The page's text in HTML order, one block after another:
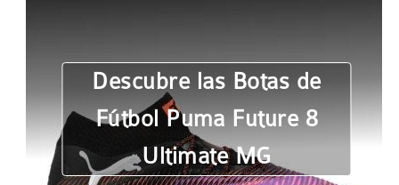
Descubre las Botas de
Fútbol Puma Future 8
Ultimate MG